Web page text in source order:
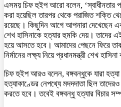
এসময় চিফ হুইপ আরো বলেন, ‘স্বাধীনতার
করা হয়েছিল তারপর থেকে পরাজিত শক্তি
রয়েছে। কিছুদিন আগে আপনারা দেখেছেন
শেখ হাসিনাকে হত্যার হুমকি দেয়। তাদের
হয়ে আসতে হবে। আমাদের পেছনে ফিরে
নির্মানের লক্ষ্য নিয়ে প্রধানমন্ত্রী শেখ
চিফ হুইপ আরও বলেন, বঙ্গবন্ধুকে যারা
হত্যাকাণ্ডের নেপথ্যে মদদদাতা ছিল
করতে হবে। তবেই বঙ্গবন্ধু হত্যার বিচার